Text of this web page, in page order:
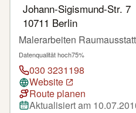
Johann-Sigismund-Str. 7
10711 Berlin
Malerarbeiten
Datenqualität hoch75%
030 3231198
Website
Route planen
Aktualisiert am